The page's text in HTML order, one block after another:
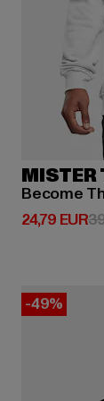
MISTER
Become
24,79 EUR
Derzeitiger
-49%